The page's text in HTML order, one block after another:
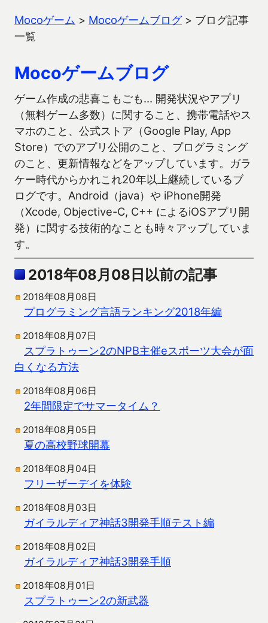
Mocoゲーム > Mocoゲームブログ> ブログ記事
一覧
Mocoゲームブログ
ゲーム作成の悲喜こもごも… 開発状況やアプリ
（無料ゲーム多数）に関すること、携帯電話やス
マホのこと、公式ストア（Google Play, App
Store）でのアプリ公開のこと、プログラミング
のこと、更新情報などをアップしています。ガラ
ケー時代からかれこれ20年以上継続しているブ
ログです。Android（java）や iPhone開発
（Xcode, Objective-C, C++ によるiOSアプリ開
発）に関する技術的なことも時々アップしていま
す。
2018年08月08日以前の記事
2018年08月08日
プログラミング言語ランキング2018年編
2018年08月07日
スプラトゥーン2のNPB主催eスポーツ大会が面
白くなる方法
2018年08月06日
2年間限定でサマータイム？
2018年08月05日
夏の高校野球開幕
2018年08月04日
フリーザーデイを体験
2018年08月03日
ガイラルディア神話3開発手順テスト編
2018年08月02日
ガイラルディア神話3開発手順
2018年08月01日
スプラトゥーン2の新武器